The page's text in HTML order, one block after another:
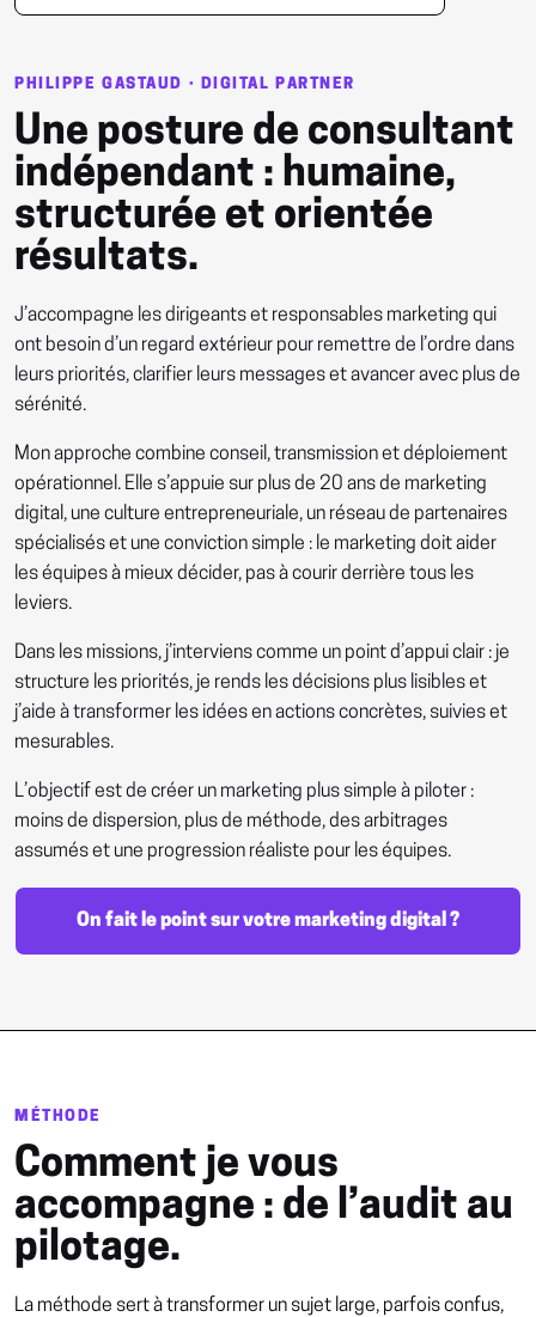
PHILIPPE GASTAUD · DIGITAL PARTNER
Une posture de consultant
indépendant : humaine,
structurée et orientée
résultats.
J’accompagne les dirigeants et responsables marketing qui
ont besoin d’un regard extérieur pour remettre de l’ordre dans
leurs priorités, clarifier leurs messages et avancer avec plus de
sérénité.
Mon approche combine conseil, transmission et déploiement
opérationnel. Elle s’appuie sur plus de 20 ans de marketing
digital, une culture entrepreneuriale, un réseau de partenaires
spécialisés et une conviction simple : le marketing doit aider
les équipes à mieux décider, pas à courir derrière tous les
leviers.
Dans les missions, j’interviens comme un point d’appui clair : je
structure les priorités, je rends les décisions plus lisibles et
j’aide à transformer les idées en actions concrètes, suivies et
mesurables.
L’objectif est de créer un marketing plus simple à piloter :
moins de dispersion, plus de méthode, des arbitrages
assumés et une progression réaliste pour les équipes.
On fait le point sur votre marketing digital ?
MÉTHODE
Comment je vous
accompagne : de l’audit au
pilotage.
La méthode sert à transformer un sujet large, parfois confus,